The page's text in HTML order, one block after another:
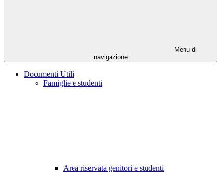
Menu di
navigazione
Documenti Utili
Famiglie e studenti
Area riservata genitori e studenti